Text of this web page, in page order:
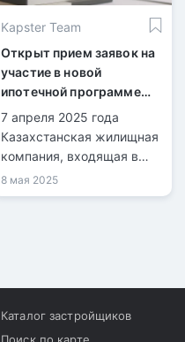
Kapster Team
Открыт прием заявок на
участие в новой
ипотечной программе
«Орда Аймақ»
7 апреля 2025 года
Казахстанская жилищная
компания, входящая в
состав холдинга
«Байтерек», объявила о
8 мая 2025
Каталог застройщиков